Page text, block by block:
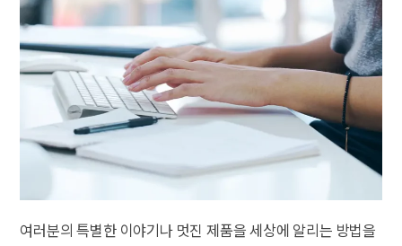
여러분의 특별한 이야기나 멋진 제품을 세상에 알리는 방법을